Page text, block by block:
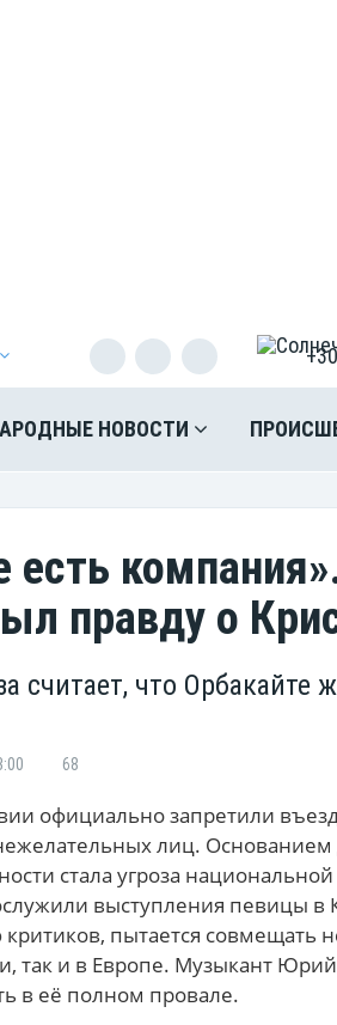
НОВОСТИ
есть
правду о
считает, что Орбакайте
68
официально запретили
лиц.
стала угроза
выступления певицы в
пытается совмещать
так и в Европе. Музыкант
в её полном провале.